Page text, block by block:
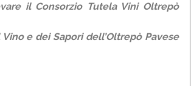
il Consorzio Tutela Vini Oltrepò
e dei Sapori dell’Oltrepò Pavese